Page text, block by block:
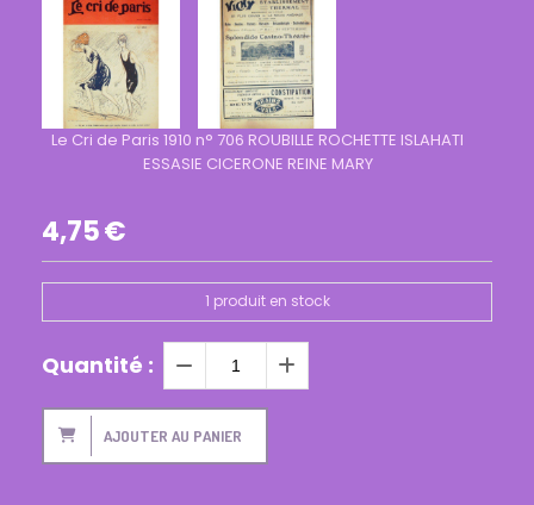
Le Cri de Paris 1910 n° 706 ROUBILLE ROCHETTE ISLAHATI
ESSASIE CICERONE REINE MARY
4,75€
1 produit en stock
Quantité :
AJOUTER AU PANIER